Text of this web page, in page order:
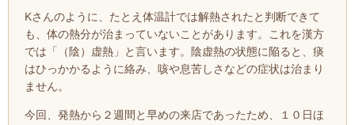
Kさんのように、たとえ体温計では解熱されたと判断できて
も、体の熱分が治まっていないことがあります。これを漢方
では「（陰）
虚熱」と言います。陰虚熱の状態に陥ると、痰
はひっかかるように絡み、咳や息苦しさなどの症状は治まり
ません。
今回、発熱から２週間と早めの来店であったため、１０日ほ